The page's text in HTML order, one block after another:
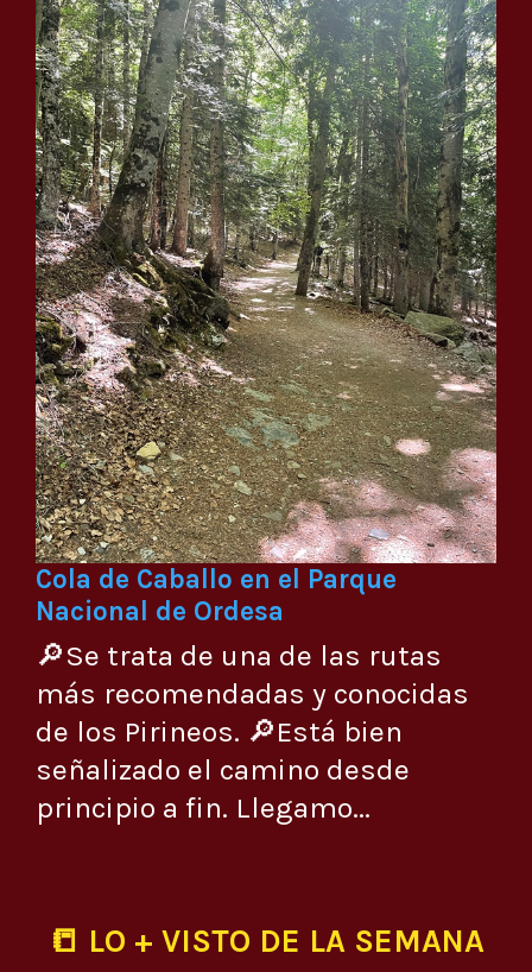
Cola de Caballo en el Parque
Nacional de Ordesa
🔎Se trata de una de las rutas
más recomendadas y conocidas
de los Pirineos. 🔎Está bien
señalizado el camino desde
principio a fin. Llegamo...
📒 LO + VISTO DE LA SEMANA